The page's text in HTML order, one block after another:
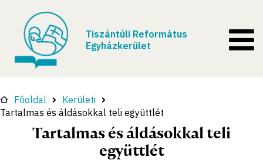
Tiszántúli Református
Egyházkerület
Főoldal
Kerületi
Tartalmas és áldásokkal teli együttlét
Tartalmas és áldásokkal teli
együttlét